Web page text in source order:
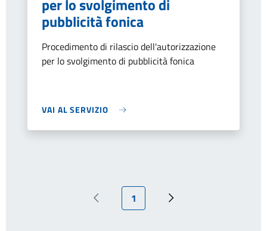
per lo svolgimento di
pubblicità fonica
Procedimento di rilascio dell'autorizzazione
per lo svolgimento di pubblicità fonica
VAI AL SERVIZIO
Pagina precedente
Pagina attuale
1 Prossima pagina